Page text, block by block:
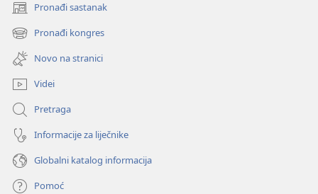
Pronađi sastanak
(otvara
se
novi
prozor)
Pronađi kongres
(otvara
se
novi
prozor)
Novo na stranici
Videi
Pretraga
Informacije za liječnike
Globalni katalog informacija
Pomoć